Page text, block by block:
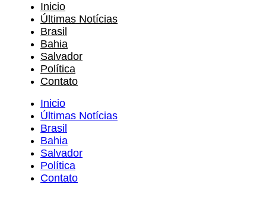
Inicio
Últimas Notícias
Brasil
Bahia
Salvador
Política
Contato
Inicio
Últimas Notícias
Brasil
Bahia
Salvador
Política
Contato